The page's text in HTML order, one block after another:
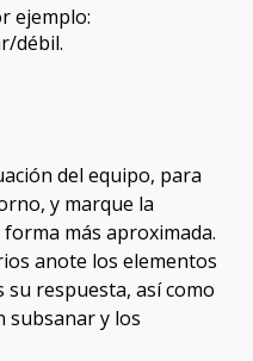
ejemplo:
débil.
del equipo, para
y marque la
más aproximada.
anote los elementos
su respuesta, así como
subsanar y los